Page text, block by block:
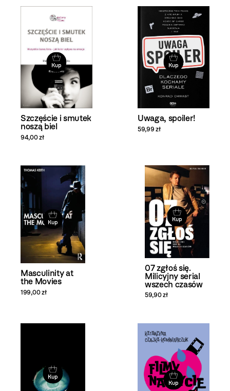
Kup
Szczęście i smutek
noszą biel
94,00 zł
Kup
Uwaga, spoiler!
59,99 zł
Kup
Masculinity at
the Movies
199,00 zł
Kup
07 zgłoś się.
Milicyjny serial
wszech czasów
59,90 zł
Kup
Kup